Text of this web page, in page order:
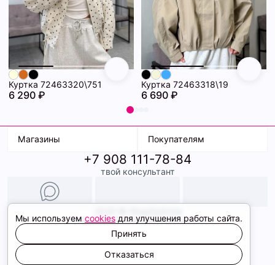
Куртка 72463320\751
6 290 ₽
Куртка 72463318\19
6 690 ₽
Магазины
ТК Терминал
ТРК Континент
Покупателям
Доставка
Условия оплаты
Образы
+7 908 111-78-84
твой консультант
Политика конфиденциальности
Соглашение cookie
Сайт создали
Мы используем cookies для улучшения работы сайта.
Принять
Отказаться